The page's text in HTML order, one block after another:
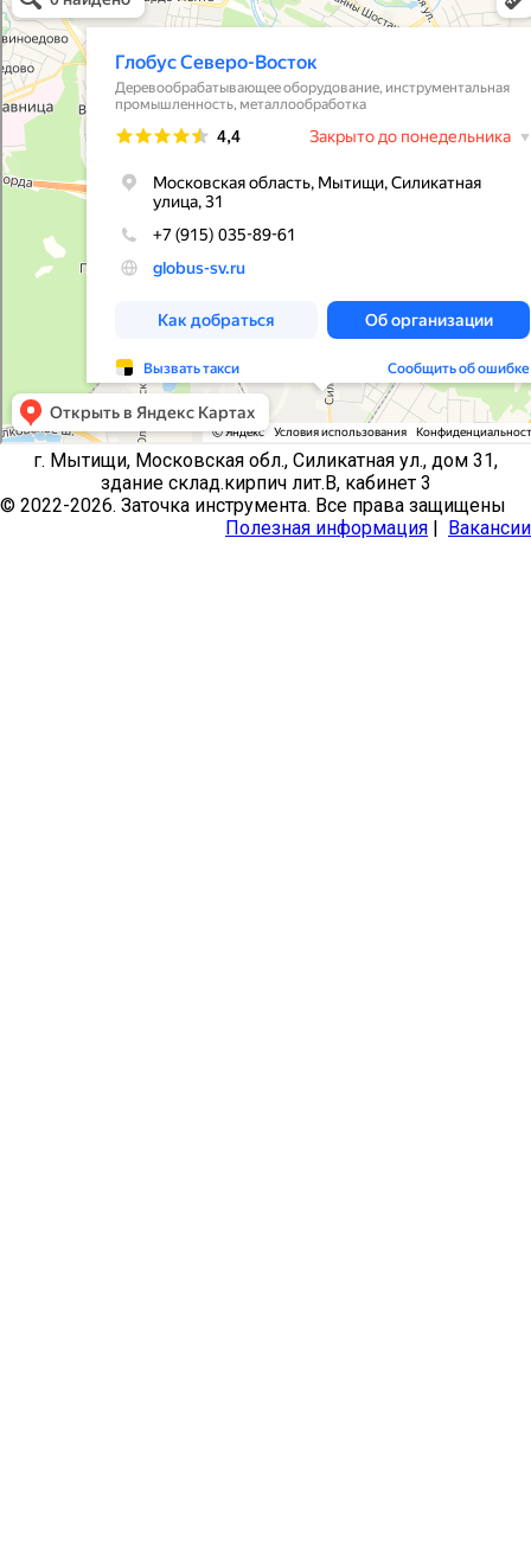
г. Мытищи, Московская обл., Силикатная ул., дом 31,
здание склад.кирпич лит.В, кабинет 3
© 2022-2026. Заточка инструмента. Все права защищены
Полезная информация | Вакансии